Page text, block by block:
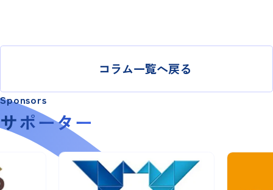
コラム一覧へ戻る
Sponsors
サポーター